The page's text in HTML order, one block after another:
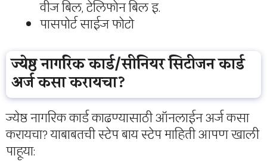
वीज बिल, टेलिफोन बिल इ.
पासपोर्ट साईज फोटो
ज्येष्ठ नागरिक कार्ड/सीनियर सिटीजन कार्ड
अर्ज कसा करायचा?
ज्येष्ठ नागरिक कार्ड काढण्यासाठी ऑनलाईन अर्ज कसा
करायचा? याबाबतची स्टेप बाय स्टेप माहिती आपण खाली
पाहूया: